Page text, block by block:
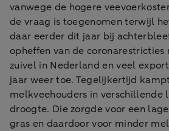
vanwege de hogere
de vraag is toegenomen terwijl
daar eerder dit jaar bij
opheffen van de coronarestricties
zuivel in Nederland en veel
jaar weer toe. Tegelijkertijd
melkveehouders in verschillende
droogte. Die zorgde voor een
gras en daardoor voor minder